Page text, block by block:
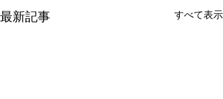
最新記事 すべて表示